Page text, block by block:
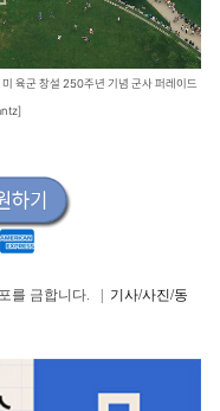
육군 창설 250주년 기념 군사 퍼레이드
포를 금합니다. | 기사/사진/동